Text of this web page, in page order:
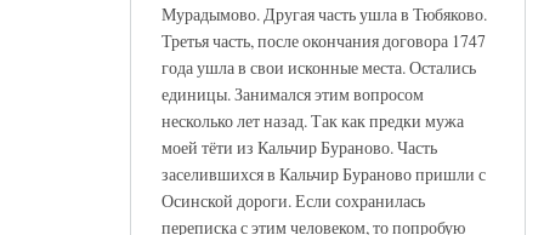
Мурадымово. Другая часть ушла в Тюбяково.
Третья часть, после окончания договора 1747
года ушла в свои исконные места. Остались
единицы. Занимался этим вопросом
несколько лет назад. Так как предки мужа
моей тёти из Кальчир Бураново. Часть
заселившихся в Кальчир Бураново пришли с
Осинской дороги. Если сохранилась
переписка с этим человеком, то попробую